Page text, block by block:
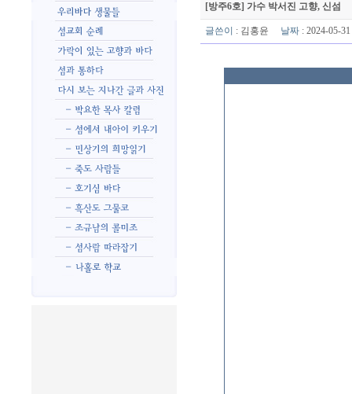
[방주6호] 가수 박서진 고향, 신섬
글쓴이 : 김홍윤 날짜 : 2024-05-